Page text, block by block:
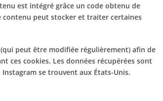
est intégré grâce un code obtenu de
contenu peut stocker et traiter certaines
peut être modifiée régulièrement) afin de
ces cookies. Les données récupérées sont
se trouvent aux États-Unis.